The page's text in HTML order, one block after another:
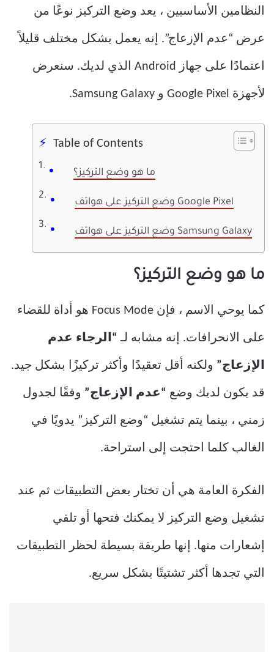
النظامين الأساسيين ، يعد وضع التركيز نوعًا من
عرض “عدم الإزعاج”. إنه يعمل بشكل مختلف قليلاً
اعتمادًا على جهاز Android الذي لديك. سنعرض
لأجهزة Google Pixel و Samsung Galaxy.
Table of Contents
ما هو وضع التركيز؟
وضع التركيز على هواتف Google Pixel
وضع التركيز على هواتف Samsung Galaxy
ما هو وضع التركيز؟
كما يوحي الاسم ، فإن Focus Mode هو أداة للقضاء
على الانحرافات. إنه مشابه لـ “الرجاء عدم
الإزعاج” ولكنه أقل تعقيدًا وأكثر تركيزًا بشكل جيد.
قد يكون لديك وضع “عدم الإزعاج” وفقًا لجدول
زمني ، بينما يتم تشغيل “وضع التركيز” يدويًا في
الغالب كلما احتجت إلى استراحة.
الفكرة العامة هي أن تختار بعض التطبيقات ثم عند
تشغيل وضع التركيز لا يمكنك فتحها أو تلقي
إشعارات منها. إنها طريقة بسيطة لحظر التطبيقات
التي تجدها أكثر تشتيتًا بشكل سريع.